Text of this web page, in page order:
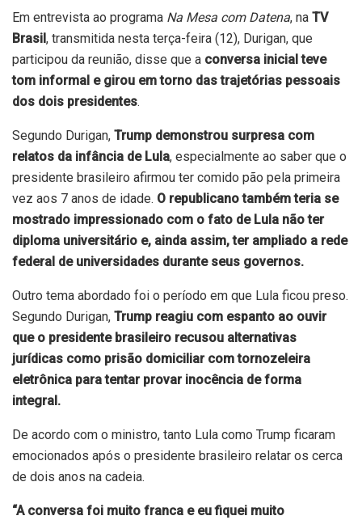
Em entrevista ao programa Na Mesa com Datena, na TV
Brasil , transmitida nesta terça-feira (12), Durigan, que
participou da reunião, disse que a conversa inicial teve
tom informal e girou em torno das trajetórias pessoais
dos dois presidentes.
Segundo Durigan, Trump demonstrou surpresa com
relatos da infância de Lula, especialmente ao saber que o
presidente brasileiro afirmou ter comido pão pela primeira
vez aos 7 anos de idade. O republicano também teria se
mostrado impressionado com o fato de Lula não ter
diploma universitário e, ainda assim, ter ampliado a rede
federal de universidades durante seus governos.
Outro tema abordado foi o período em que Lula ficou preso.
Segundo Durigan, Trump reagiu com espanto ao ouvir
que o presidente brasileiro recusou alternativas
jurídicas como prisão domiciliar com tornozeleira
eletrônica para tentar provar inocência de forma
integral.
De acordo com o ministro, tanto Lula como Trump ficaram
emocionados após o presidente brasileiro relatar os cerca
de dois anos na cadeia.
“A conversa foi muito franca e eu fiquei muito